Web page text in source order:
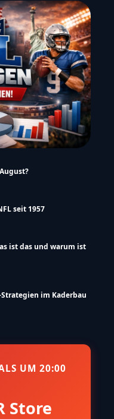
seit 1957
ist das und warum ist
Strategien im Kaderbau
UM 20:00
Store